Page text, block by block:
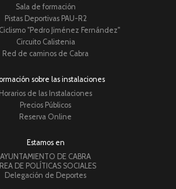
Sala de formación
Pistas Deportivas PAU-R2
"Pedro Jiménez Fernández"
Circuito Calistenia
Red de caminos de Cabra
sobre las instalaciones
Horarios de las Instalaciones
Precios Públicos
Reserva Online
Estamos en
AYUNTAMIENTO DE CABRA
DE POLÍTICAS SOCIALES
Delegación de Deportes